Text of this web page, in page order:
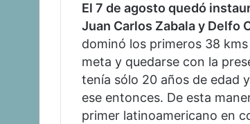
El 7 de agosto quedó
Juan Carlos Zabalay Delfo
dominó los primeros 38
meta y quedarse con la
tenía sólo 20 años de edad
ese entonces. De esta
primer latinoamericano en